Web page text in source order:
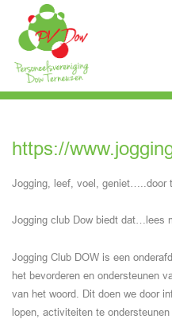
https://
Jogging, leef, voel, geniet…..door
Jogging club Dow biedt dat…lees
Jogging Club DOW is een
het bevorderen en ondersteunen
van het woord. Dit doen we door
lopen, activiteiten te